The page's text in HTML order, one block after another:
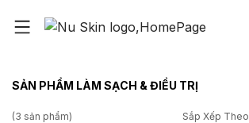
SẢN PHẨM LÀM SẠCH & ĐIỀU TRỊ
(3 sản phẩm) Sắp Xếp Theo